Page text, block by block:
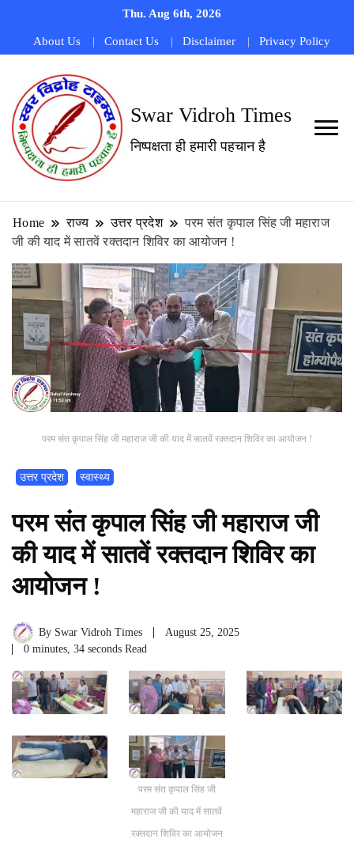
Thu. Aug 6th, 2026
About Us Contact Us Disclaimer Privacy Policy
Swar Vidroh Times
निष्पक्षता ही हमारी पहचान है
Home राज्य उत्तर प्रदेश
परम संत कृपाल सिंह जी महाराज
जी की याद में सातवें रक्तदान शिविर का आयोजन !
परम संत कृपाल सिंह जी महाराज जी की याद में सातवें रक्तदान शिविर का आयोजन !
उत्तर प्रदेश स्वास्थ्य
परम संत कृपाल सिंह जी महाराज जी
की याद में सातवें रक्तदान शिविर का
आयोजन !
By Swar Vidroh Times
August 25, 2025
0 minutes, 34 seconds Read
परम संत कृपाल सिंह जी
महाराज जी की याद में सातवें
रक्तदान शिविर का आयोजन